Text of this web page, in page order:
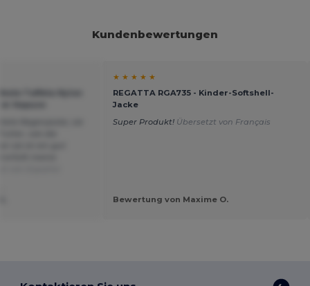
Kundenbewertungen
★ ★ ★ ★ ★
REGATTA RGA735 - Kinder-Softshell-
Jacke
Super Produkt! Übersetzt von Français
Bewertung von Maxime O.